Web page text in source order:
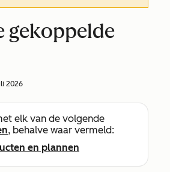
gekoppelde
2026
elk van de volgende
, behalve waar vermeld:
en plannen